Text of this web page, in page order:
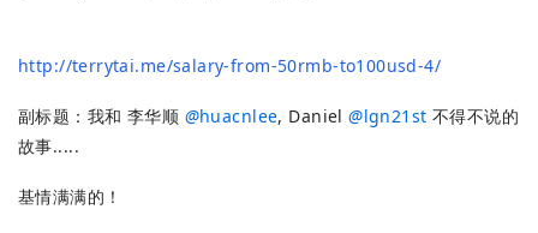
http://terrytai.me/salary-from-50rmb-to100usd-4/
副标题：我和 李华顺 @huacnlee, Daniel@lgn21st 不得不说的
故事.....
基情满满的！